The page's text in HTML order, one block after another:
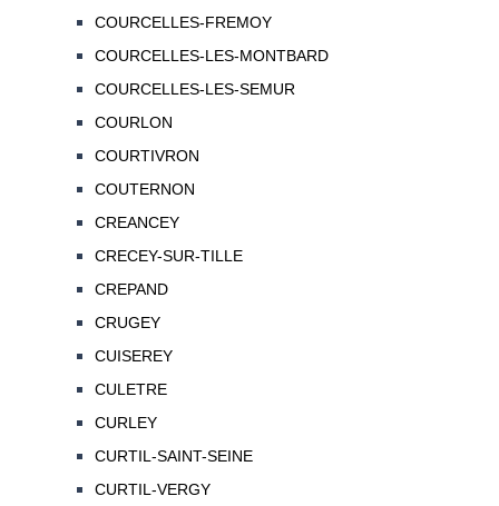
COURCELLES-FREMOY
COURCELLES-LES-MONTBARD
COURCELLES-LES-SEMUR
COURLON
COURTIVRON
COUTERNON
CREANCEY
CRECEY-SUR-TILLE
CREPAND
CRUGEY
CUISEREY
CULETRE
CURLEY
CURTIL-SAINT-SEINE
CURTIL-VERGY